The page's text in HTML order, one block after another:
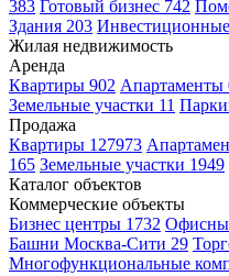
383 Готовый бизнес 742
Здания 203
Жилая недвижимость
Аренда
Квартиры 902 Апартаменты
Земельные участки 11
Продажа
Квартиры 127973
165 Земельные участки 1949
Каталог объектов
Коммерческие объекты
Бизнес центры 1732
Башни Москва-Сити 29
Многофункциональные